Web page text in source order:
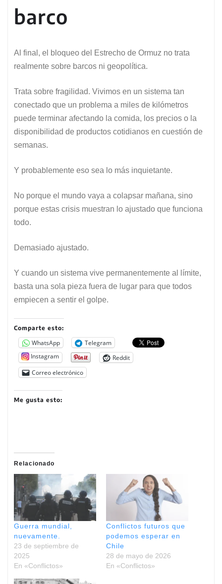
barco
Al final, el bloqueo del Estrecho de Ormuz no trata
realmente sobre barcos ni geopolítica.
Trata sobre fragilidad. Vivimos en un sistema tan
conectado que un problema a miles de kilómetros
puede terminar afectando la comida, los precios o la
disponibilidad de productos cotidianos en cuestión de
semanas.
Y probablemente eso sea lo más inquietante.
No porque el mundo vaya a colapsar mañana, sino
porque estas crisis muestran lo ajustado que funciona
todo.
Demasiado ajustado.
Y cuando un sistema vive permanentemente al límite,
basta una sola pieza fuera de lugar para que todos
empiecen a sentir el golpe.
Comparte esto:
WhatsApp
Telegram
Instagram
Reddit
Correo electrónico
Me gusta esto:
Relacionado
Guerra mundial,
nuevamente.
23 de septiembre de
2025
En «Conflictos»
Conflictos futuros que
podemos esperar en
Chile
28 de mayo de 2026
En «Conflictos»